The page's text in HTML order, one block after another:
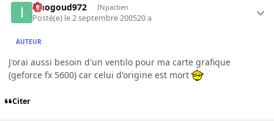
iznogoud972 INpactien
Posté(e) le 2 septembre 200520 a
AUTEUR
J'orai aussi besoin d'un ventilo pour ma carte grafique
(geforce fx 5600) car celui d'origine est mort
Citer